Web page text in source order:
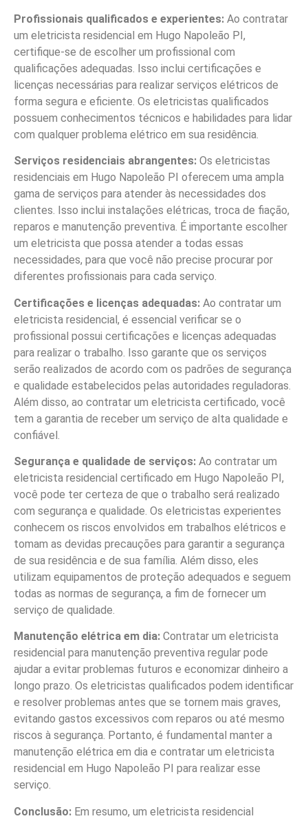
Profissionais qualificados e experientes: Ao contratar
um eletricista residencial em Hugo Napoleão PI,
certifique-se de escolher um profissional com
qualificações adequadas. Isso inclui certificações e
licenças necessárias para realizar serviços elétricos de
forma segura e eficiente. Os eletricistas qualificados
possuem conhecimentos técnicos e habilidades para lidar
com qualquer problema elétrico em sua residência.
Serviços residenciais abrangentes: Os eletricistas
residenciais em Hugo Napoleão PI oferecem uma ampla
gama de serviços para atender às necessidades dos
clientes. Isso inclui instalações elétricas, troca de fiação,
reparos e manutenção preventiva. É importante escolher
um eletricista que possa atender a todas essas
necessidades, para que você não precise procurar por
diferentes profissionais para cada serviço.
Certificações e licenças adequadas: Ao contratar um
eletricista residencial, é essencial verificar se o
profissional possui certificações e licenças adequadas
para realizar o trabalho. Isso garante que os serviços
serão realizados de acordo com os padrões de segurança
e qualidade estabelecidos pelas autoridades reguladoras.
Além disso, ao contratar um eletricista certificado, você
tem a garantia de receber um serviço de alta qualidade e
confiável.
Segurança e qualidade de serviços: Ao contratar um
eletricista residencial certificado em Hugo Napoleão PI,
você pode ter certeza de que o trabalho será realizado
com segurança e qualidade. Os eletricistas experientes
conhecem os riscos envolvidos em trabalhos elétricos e
tomam as devidas precauções para garantir a segurança
de sua residência e de sua família. Além disso, eles
utilizam equipamentos de proteção adequados e seguem
todas as normas de segurança, a fim de fornecer um
serviço de qualidade.
Manutenção elétrica em dia: Contratar um eletricista
residencial para manutenção preventiva regular pode
ajudar a evitar problemas futuros e economizar dinheiro a
longo prazo. Os eletricistas qualificados podem identificar
e resolver problemas antes que se tornem mais graves,
evitando gastos excessivos com reparos ou até mesmo
riscos à segurança. Portanto, é fundamental manter a
manutenção elétrica em dia e contratar um eletricista
residencial em Hugo Napoleão PI para realizar esse
serviço.
Conclusão: Em resumo, um eletricista residencial